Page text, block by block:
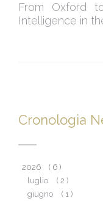
From Oxford
Intelligence in
Cronologia
2026
( 6 )
luglio
( 2 )
giugno
( 1 )